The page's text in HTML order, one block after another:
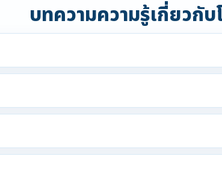
บทความความรู้เกี่ยวกั